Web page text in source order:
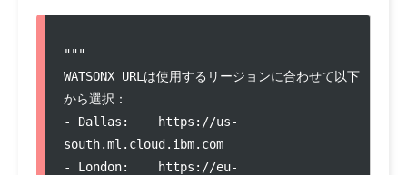
"""
WATSONX_URLは使用するリージョンに合わせて以下
から選択：
- Dallas:    https://us-
south.ml.cloud.ibm.com
- London:    https://eu-